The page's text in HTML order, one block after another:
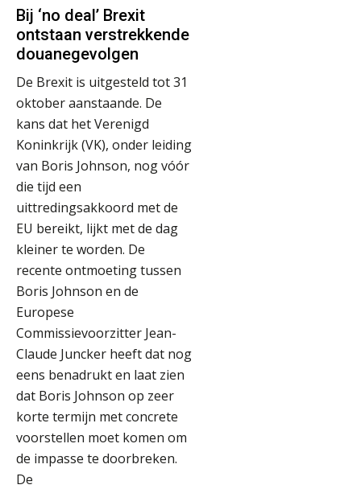
Bij ‘no deal’ Brexit
ontstaan verstrekkende
douanegevolgen
De Brexit is uitgesteld tot 31
oktober aanstaande. De
kans dat het Verenigd
Koninkrijk (VK), onder leiding
van Boris Johnson, nog vóór
die tijd een
uittredingsakkoord met de
EU bereikt, lijkt met de dag
kleiner te worden. De
recente ontmoeting tussen
Boris Johnson en de
Europese
Commissievoorzitter Jean-
Claude Juncker heeft dat nog
eens benadrukt en laat zien
dat Boris Johnson op zeer
korte termijn met concrete
voorstellen moet komen om
de impasse te doorbreken.
De